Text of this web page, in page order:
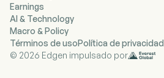
Earnings
AI & Technology
Macro & Policy
Términos de usoPolítica de privacidad
© 2026 Edgen impulsado por